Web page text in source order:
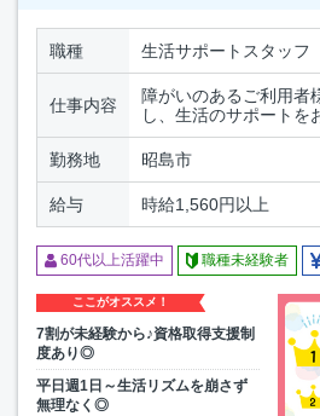
職種 生活サポートスタッフ
仕事内容
障がいのあるご利用者
し、生活のサポートを
勤務地 昭島市
給与 時給1,560円以上
60代以上活躍中 職種未経験者
ここがオススメ！
7割が未経験から♪資格取得支援制
度あり◎
平日週1日～生活リズムを崩さず
無理なく◎